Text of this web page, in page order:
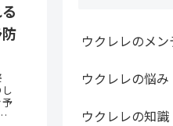
ウクレレのメン
ウクレレの悩み
ウクレレの知識